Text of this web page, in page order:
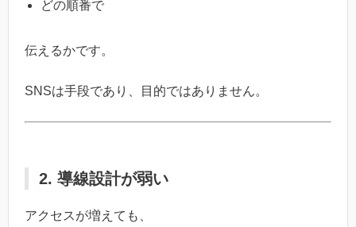
どの順番で
伝えるかです。
SNSは手段であり、目的ではありません。
2. 導線設計が弱い
アクセスが増えても、